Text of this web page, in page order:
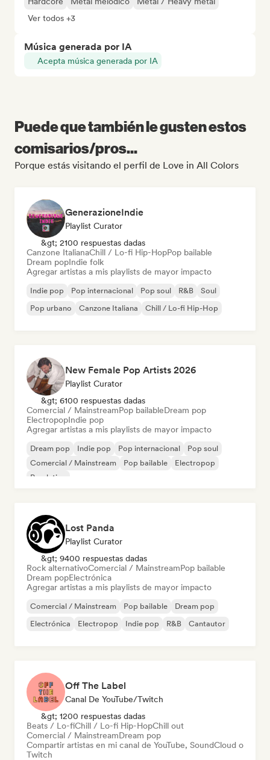
Ver todos +3
Música generada por IA
Acepta música generada por IA
Puede que también le gusten estos
comisarios/pros...
Porque estás visitando el perfil de Love in All Colors
GenerazioneIndie
Playlist Curator
&gt; 2100 respuestas dadas
Canzone ItalianaChill / Lo-fi Hip-HopPop bailable
Dream popIndie folk
Agregar artistas a mis playlists de mayor impacto
Indie pop Pop internacional Pop soul R&B
Soul
Pop urbano
Canzone Italiana Chill / Lo-fi Hip-Hop
New Female Pop Artists 2026
Playlist Curator
&gt; 6100 respuestas dadas
Comercial / MainstreamPop bailableDream pop
ElectropopIndie pop
Agregar artistas a mis playlists de mayor impacto
Dream pop Indie pop Pop internacional
Pop soul
Comercial / Mainstream
Pop bailable
Electropop
Pop latino
Lost Panda
Playlist Curator
&gt; 9400 respuestas dadas
Rock alternativoComercial / MainstreamPop bailable
Dream popElectrónica
Agregar artistas a mis playlists de mayor impacto
Comercial / Mainstream Pop bailable
Dream pop
Electrónica
Electropop Indie pop R&B Cantautor
Off The Label
Canal De YouTube/Twitch
&gt; 1200 respuestas dadas
Beats / Lo-fiChill / Lo-fi Hip-HopChill out
Comercial / MainstreamDream pop
Compartir artistas en mi canal de YouTube, SoundCloud o
Twitch